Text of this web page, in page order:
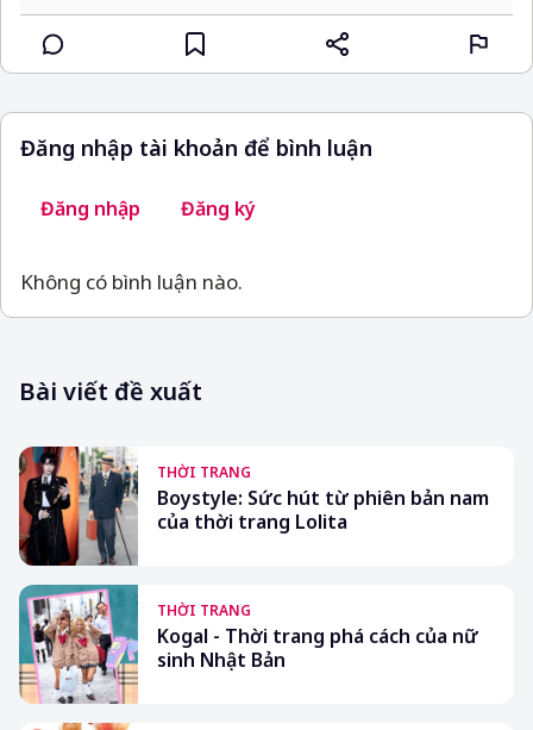
Đăng nhập tài khoản để bình luận
Đăng nhập Đăng ký
Không có bình luận nào.
Bài viết đề xuất
THỜI TRANG
Boystyle: Sức hút từ phiên bản nam
của thời trang Lolita
THỜI TRANG
Kogal - Thời trang phá cách của nữ
sinh Nhật Bản